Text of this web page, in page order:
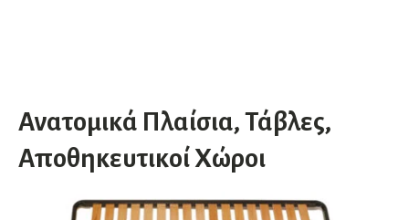
Ανατομικά Πλαίσια, Τάβλες,
Αποθηκευτικοί Χώροι